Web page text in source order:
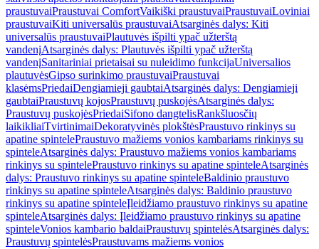
praustuvaiPraustuvai ComfortVaikiški praustuvaiPraustuvaiLoviniai
praustuvaiKiti universalūs praustuvaiAtsarginės dalys: Kiti
universalūs praustuvaiPlautuvės išpilti ypač užterštą
vandenįAtsarginės dalys: Plautuvės išpilti ypač užterštą
vandenįSanitariniai prietaisai su nuleidimo funkcijaUniversalios
plautuvėsGipso surinkimo praustuvaiPraustuvai
klasėmsPriedaiDengiamieji gaubtaiAtsarginės dalys: Dengiamieji
gaubtaiPraustuvų kojosPraustuvų puskojėsAtsarginės dalys:
Praustuvų puskojėsPriedaiSifono dangtelisRankšluosčių
laikikliaiTvirtinimaiDekoratyvinės plokštėsPraustuvo rinkinys su
apatine spintelePraustuvo mažiems vonios kambariams rinkinys su
spinteleAtsarginės dalys: Praustuvo mažiems vonios kambariams
rinkinys su spintelePraustuvo rinkinys su apatine spinteleAtsarginės
dalys: Praustuvo rinkinys su apatine spinteleBaldinio praustuvo
rinkinys su apatine spinteleAtsarginės dalys: Baldinio praustuvo
rinkinys su apatine spinteleĮleidžiamo praustuvo rinkinys su apatine
spinteleAtsarginės dalys: Įleidžiamo praustuvo rinkinys su apatine
spinteleVonios kambario baldaiPraustuvų spintelėsAtsarginės dalys:
Praustuvų spintelėsPraustuvams mažiems vonios